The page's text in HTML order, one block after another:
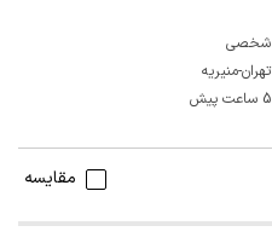
شخصی
تهران-منیریه
5 ساعت پیش
مقایسه